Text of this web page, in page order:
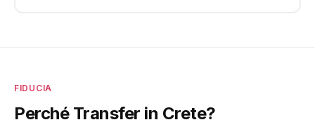
FIDUCIA
Perché Transfer in Crete?